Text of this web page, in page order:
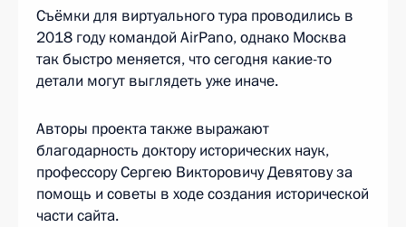
Съёмки для виртуального тура проводились в
2018 году командой AirPano, однако Москва
так быстро меняется, что сегодня какие-то
детали могут выглядеть уже иначе.
Авторы проекта также выражают
благодарность доктору исторических наук,
профессору Сергею Викторовичу Девятову за
помощь и советы в ходе создания исторической
части сайта.